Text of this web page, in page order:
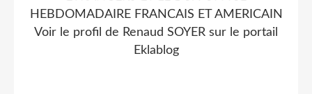
HEBDOMADAIRE FRANCAIS ET AMERICAIN
Voir le profil de Renaud SOYER sur le portail
Eklablog